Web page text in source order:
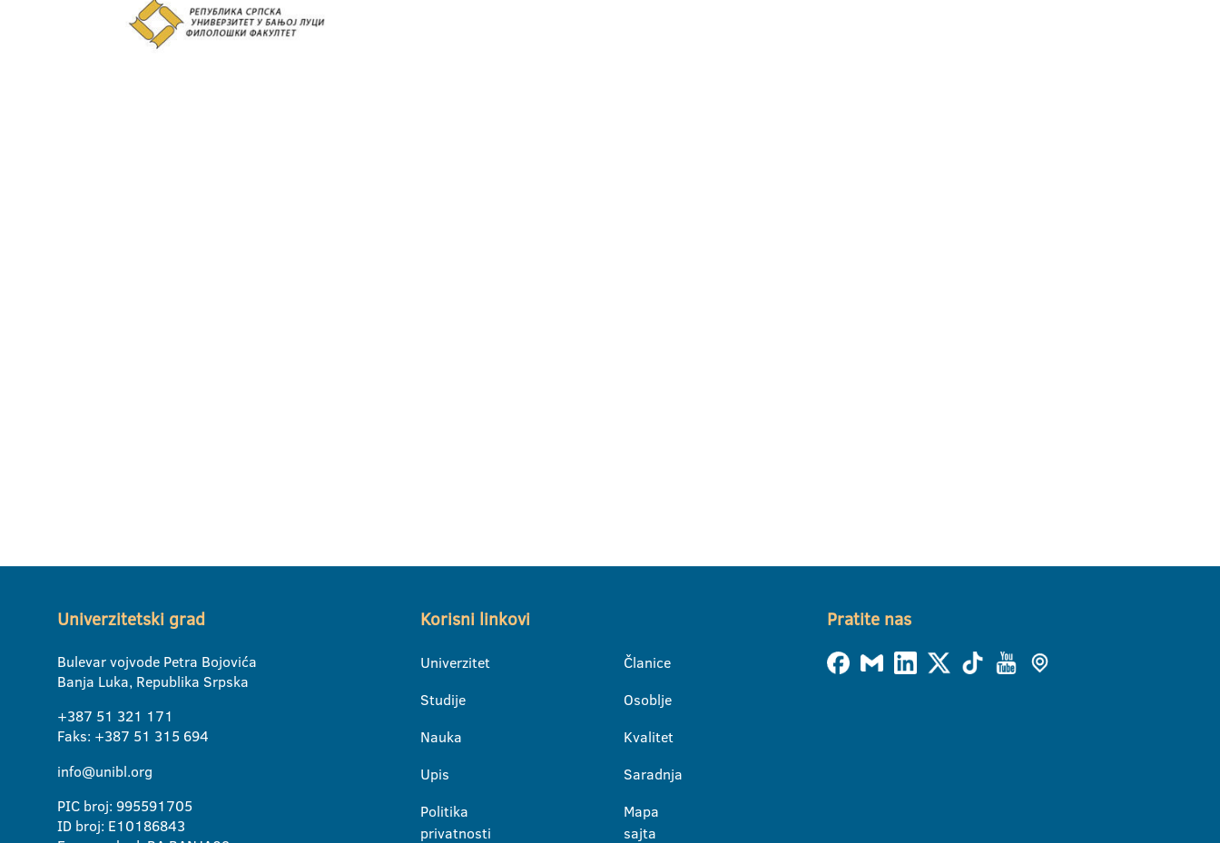
Univerzitetski grad
Bulevar vojvode Petra Bojovića
Banja Luka, Republika Srpska
+387 51 321 171
Faks: +387 51 315 694
info@unibl.org
PIC broj: 995591705
ID broj: E10186843
Korisni linkovi
Univerzitet
Studije
Nauka
Upis
Politika
privatnosti
Članice
Osoblje
Kvalitet
Saradnja
Mapa
sajta
Pratite nas